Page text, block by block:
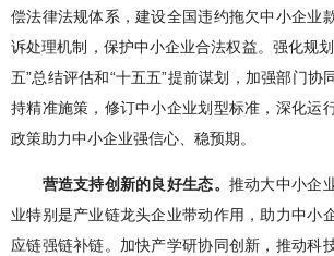
偿法律法规体系，建设全国违约拖欠中小企业
诉处理机制，保护中小企业合法权益。强化规
五”总结评估和“十五五”提前谋划，加强部门协
持精准施策，修订中小企业划型标准，深化运
政策助力中小企业强信心、稳预期。
营造支持创新的良好生态。 推动大中小企
业特别是产业链龙头企业带动作用，助力中小
应链强链补链。加快产学研协同创新，推动科